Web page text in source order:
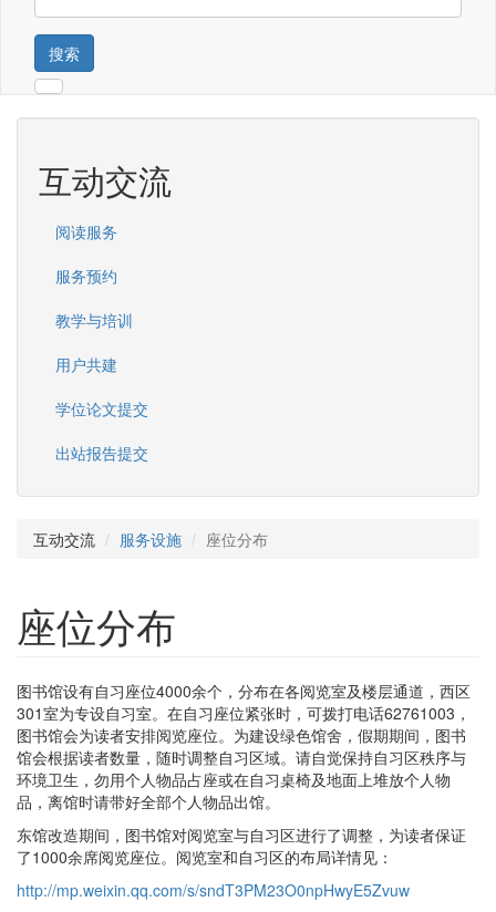
搜索
互动交流
阅读服务
服务预约
教学与培训
用户共建
学位论文提交
出站报告提交
互动交流 服务设施 座位分布
座位分布
图书馆设有自习座位4000余个，分布在各阅览室及楼层通道，西区
301室为专设自习室。在自习座位紧张时，可拨打电话62761003，
图书馆会为读者安排阅览座位。为建设绿色馆舍，假期期间，图书
馆会根据读者数量，随时调整自习区域。请自觉保持自习区秩序与
环境卫生，勿用个人物品占座或在自习桌椅及地面上堆放个人物
品，离馆时请带好全部个人物品出馆。
东馆改造期间，图书馆对阅览室与自习区进行了调整，为读者保证
了1000余席阅览座位。阅览室和自习区的布局详情见：
http://mp.weixin.qq.com/s/sndT3PM23O0npHwyE5Zvuw